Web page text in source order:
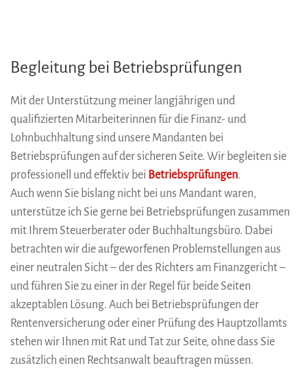
Begleitung bei Betriebsprüfungen
Mit der Unterstützung meiner langjährigen und
qualifizierten Mitarbeiterinnen für die Finanz- und
Lohnbuchhaltung sind unsere Mandanten bei
Betriebsprüfungen auf der sicheren Seite. Wir begleiten sie
professionell und effektiv bei Betriebsprüfungen.
Auch wenn Sie bislang nicht bei uns Mandant waren,
unterstütze ich Sie gerne bei Betriebsprüfungen zusammen
mit Ihrem Steuerberater oder Buchhaltungsbüro. Dabei
betrachten wir die aufgeworfenen Problemstellungen aus
einer neutralen Sicht – der des Richters am Finanzgericht –
und führen Sie zu einer in der Regel für beide Seiten
akzeptablen Lösung. Auch bei Betriebsprüfungen der
Rentenversicherung oder einer Prüfung des Hauptzollamts
stehen wir Ihnen mit Rat und Tat zur Seite, ohne dass Sie
zusätzlich einen Rechtsanwalt beauftragen müssen.